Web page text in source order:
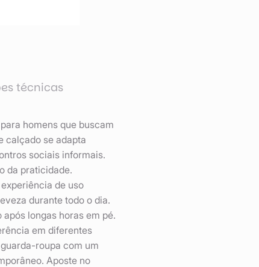
técnicas
homens que buscam
calçado se adapta
sociais informais.
da praticidade.
de uso
durante todo o dia.
longas horas em pé.
em diferentes
roupa com um
Aposte no